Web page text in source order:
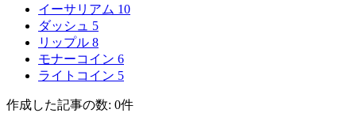
イーサリアム 10
ダッシュ 5
リップル 8
モナーコイン 6
ライトコイン 5
作成した記事の数: 0件